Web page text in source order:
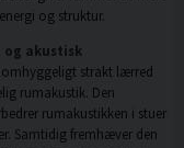
og struktur.
og akustisk
strakt lærred
rumakustik. Den
rumakustikken i stuer
Samtidig fremhæver den